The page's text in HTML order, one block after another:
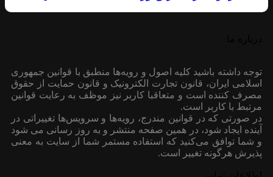
توجه داشته باشید کلیه اصول و رویه‏‌ها منطبق با قوانین جمهوری
اسلامی ایران، قانون تجارت الکترونیک و قانون حمایت از حقوق
مصرف کننده است و متعاقبا کاربر نیز موظف به رعایت قوانین
مرتبط با کاربر است.
در صورتی که در قوانین مندرج، رویه‏‌ها و سرویس‏‌ها تغییراتی در
آینده ایجاد شود، در همین صفحه منتشر و به روز رسانی می شود
و شما توافق می‏‌کنید که استفاده مستمر شما از سایت به معنی
پذیرش هرگونه تغییر است.